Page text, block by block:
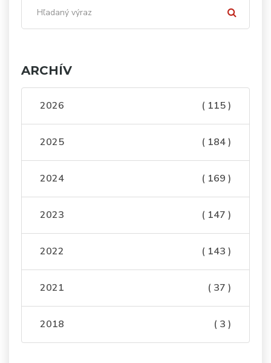
ARCHÍV
2026 ( 115 )
2025 ( 184 )
2024 ( 169 )
2023 ( 147 )
2022 ( 143 )
2021 ( 37 )
2018 ( 3 )